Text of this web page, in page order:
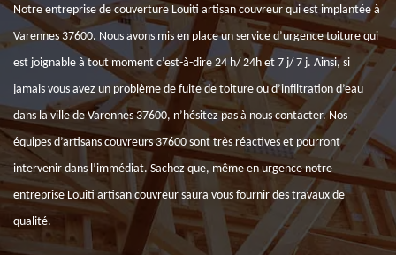
Notre entreprise de couverture Louiti artisan couvreur qui est implantée à
Varennes 37600. Nous avons mis en place un service d’urgence toiture qui
est joignable à tout moment c’est-à-dire 24 h/ 24h et 7 j/ 7 j. Ainsi, si
jamais vous avez un problème de fuite de toiture ou d’infiltration d’eau
dans la ville de Varennes 37600, n’hésitez pas à nous contacter. Nos
équipes d’artisans couvreurs 37600 sont très réactives et pourront
intervenir dans l’immédiat. Sachez que, même en urgence notre
entreprise Louiti artisan couvreur saura vous fournir des travaux de
qualité.